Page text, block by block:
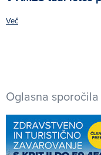
Več
Oglasna sporočila